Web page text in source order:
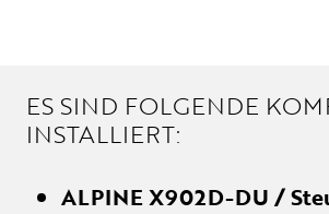
ES SIND FOLGENDE
INSTALLIERT:
ALPINE X902D-DU /